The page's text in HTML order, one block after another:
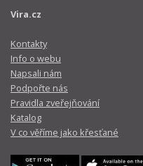
Vira.cz
Kontakty
Info o webu
Napsali nám
Podpořte nás
Pravidla zveřejňování
Katalog
V co věříme jako křesťané